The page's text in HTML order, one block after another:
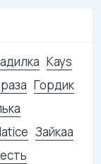
Kays
Гордик
Зайкаа